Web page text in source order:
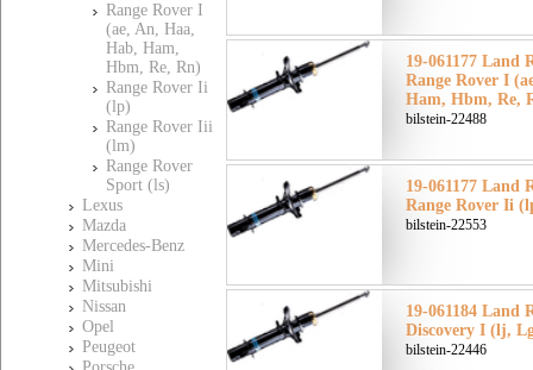
Range Rover I
(ae, An, Haa,
Hab, Ham,
Hbm, Re, Rn)
Range Rover Ii
(lp)
Range Rover Iii
(lm)
Range Rover
Sport (ls)
Lexus
Mazda
Mercedes-Benz
Mini
Mitsubishi
Nissan
Opel
Peugeot
19-061177 Land
Range Rover I
Ham, Hbm, Re,
bilstein-22488
19-061177 Land
Range Rover Ii
bilstein-22553
19-061184 Land
Discovery I (lj,
bilstein-22446